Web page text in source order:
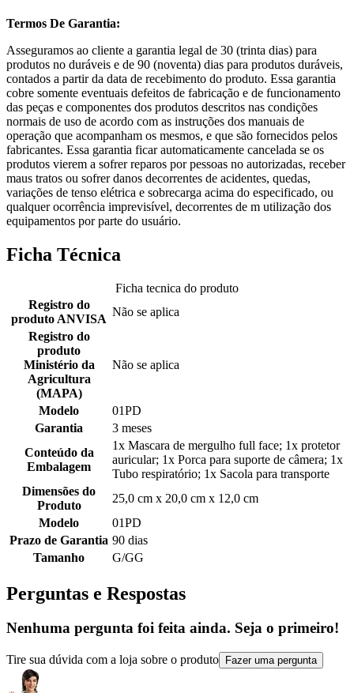
Termos De Garantia:
Asseguramos ao cliente a garantia legal de 30 (trinta dias) para
produtos no duráveis e de 90 (noventa) dias para produtos duráveis,
contados a partir da data de recebimento do produto. Essa garantia
cobre somente eventuais defeitos de fabricação e de funcionamento
das peças e componentes dos produtos descritos nas condições
normais de uso de acordo com as instruções dos manuais de
operação que acompanham os mesmos, e que são fornecidos pelos
fabricantes. Essa garantia ficar automaticamente cancelada se os
produtos vierem a sofrer reparos por pessoas no autorizadas, receber
maus tratos ou sofrer danos decorrentes de acidentes, quedas,
variações de tenso elétrica e sobrecarga acima do especificado, ou
qualquer ocorrência imprevisível, decorrentes de m utilização dos
equipamentos por parte do usuário.
Ficha Técnica
Ficha tecnica do produto
Registro do
produto ANVISA
Não se aplica
Registro do
produto
Ministério da
Agricultura
(MAPA)
Não se aplica
Modelo
01PD
Garantia
3 meses
Conteúdo da
Embalagem
1x Mascara de mergulho full face; 1x protetor
auricular; 1x Porca para suporte de câmera; 1x
Tubo respiratório; 1x Sacola para transporte
Dimensões do
Produto
25,0 cm x 20,0 cm x 12,0 cm
Modelo
01PD
Prazo de Garantia 90 dias
Tamanho
G/GG
Perguntas e Respostas
Nenhuma pergunta foi feita ainda. Seja o primeiro!
Tire sua dúvida com a loja sobre o produto Fazer uma pergunta